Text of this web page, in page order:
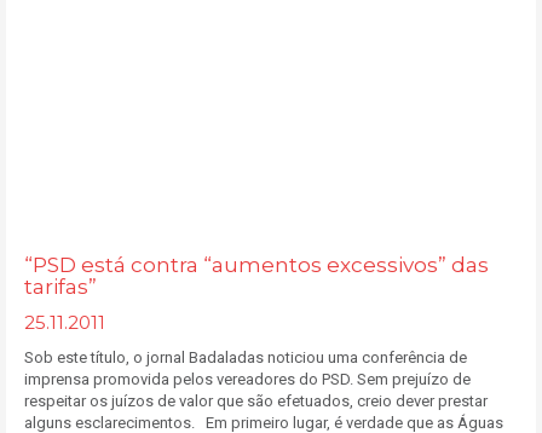
“PSD está contra “aumentos excessivos” das
tarifas”
25.11.2011
Sob este título, o jornal Badaladas noticiou uma conferência de
imprensa promovida pelos vereadores do PSD. Sem prejuízo de
respeitar os juízos de valor que são efetuados, creio dever prestar
alguns esclarecimentos. Em primeiro lugar, é verdade que as Águas